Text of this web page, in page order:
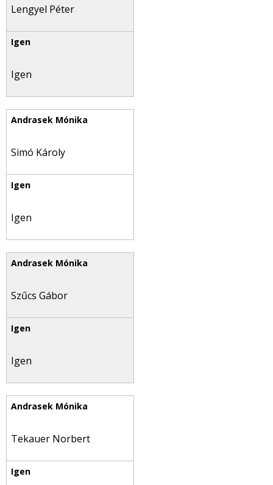
Lengyel Péter
Igen
Simó Károly
Igen
Szűcs Gábor
Igen
Tekauer Norbert